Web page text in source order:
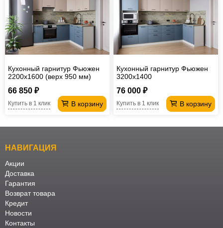
Кухонный гарнитур Фьюжен
2200х1600 (верх 950 мм)
66 850 ₽
В корзину
Купить в 1 клик
Кухонный гарнитур Фьюжен
3200х1400
76 000 ₽
В корзину
Купить в 1 клик
НАВИГАЦИЯ
Акции
Доставка
Гарантия
Возврат товара
Кредит
Новости
Контакты